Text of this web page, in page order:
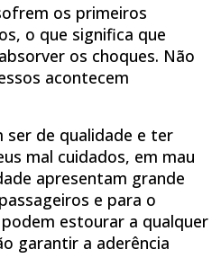
os primeiros
o que significa que
os choques. Não
acontecem
ser de qualidade e ter
mal cuidados, em mau
apresentam grande
e para o
estourar a qualquer
garantir a aderência